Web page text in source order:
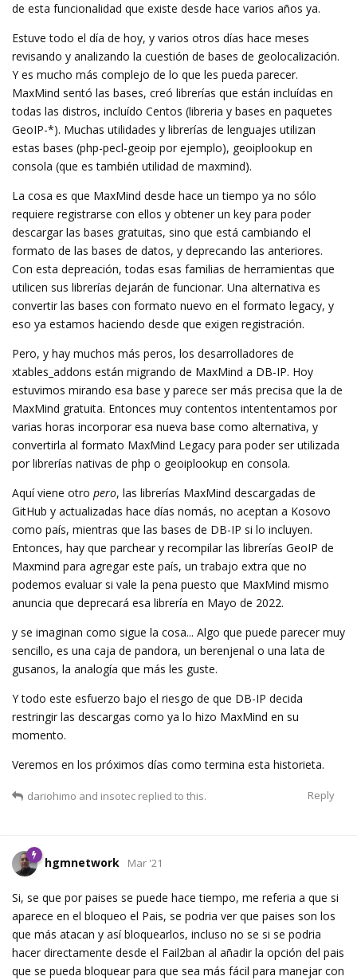
de esta funcionalidad que existe desde hace varios años ya.
Estuve todo el día de hoy, y varios otros días hace meses
revisando y analizando la cuestión de bases de geolocalización.
Y es mucho más complejo de lo que les pueda parecer.
MaxMind sentó las bases, creó librerías que están incluídas en
todas las distros, incluído Centos (libreria y bases en paquetes
GeoIP-*). Muchas utilidades y librerías de lenguajes utilizan
estas bases (php-pecl-geoip por ejemplo), geoiplookup en
consola (que es también utilidad de maxmind).
La cosa es que MaxMind desde hace un tiempo ya no sólo
requiere registrarse con ellos y obtener un key para poder
descargar las bases gratuitas, sino que está cambiando el
formato de las bases de datos, y deprecando las anteriores.
Con esta depreación, todas esas familias de herramientas que
utilicen sus librerías dejarán de funcionar. Una alternativa es
convertir las bases con formato nuevo en el formato legacy, y
eso ya estamos haciendo desde que exigen registración.
Pero, y hay muchos más peros, los desarrolladores de
xtables_addons están migrando de MaxMind a DB-IP. Hoy
estuvimos mirando esa base y parece ser más precisa que la de
MaxMind gratuita. Entonces muy contentos intententamos por
varias horas incorporar esa nueva base como alternativa, y
convertirla al formato MaxMind Legacy para poder ser utilizada
por librerías nativas de php o geoiplookup en consola.
Aquí viene otro pero, las librerías MaxMind descargadas de
GitHub y actualizadas hace días nomás, no aceptan a Kosovo
como país, mientras que las bases de DB-IP si lo incluyen.
Entonces, hay que parchear y recompilar las librerías GeoIP de
Maxmind para agregar este país, un trabajo extra que no
podemos evaluar si vale la pena puesto que MaxMind mismo
anuncia que deprecará esa librería en Mayo de 2022.
y se imaginan como sigue la cosa... Algo que puede parecer muy
sencillo, es una caja de pandora, un berenjenal o una lata de
gusanos, la analogía que más les guste.
Y todo este esfuerzo bajo el riesgo de que DB-IP decida
restringir las descargas como ya lo hizo MaxMind en su
momento.
Veremos en los próximos días como termina esta historieta.
Reply
dariohimo and insotec replied to this.
hgmnetwork Mar '21
Si, se que por paises se puede hace tiempo, me referia a que si
aparece en el bloqueo el Pais, se podria ver que paises son los
que más atacan y así bloquearlos, incluso no se si se podria
hacer directamente desde el Fail2ban al añadir la opción del pais
que se pueda bloquear para que sea más fácil para manejar con